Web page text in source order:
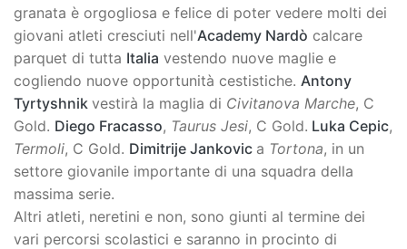
granata è orgogliosa e felice di poter vedere molti dei
giovani atleti cresciuti nell'Academy Nardò calcare
parquet di tutta Italia vestendo nuove maglie e
cogliendo nuove opportunità cestistiche. Antony
Tyrtyshnik vestirà la maglia di Civitanova Marche, C
Gold. Diego Fracasso, Taurus Jesi, C Gold. Luka Cepic,
Termoli, C Gold. Dimitrije Jankovic a Tortona, in un
settore giovanile importante di una squadra della
massima serie.
Altri atleti, neretini e non, sono giunti al termine dei
vari percorsi scolastici e saranno in procinto di